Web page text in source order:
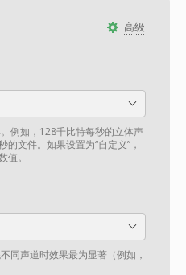
高级
例如，128千比特每秒的立体声
文件。如果设置为“自定义”，
。
同声道时效果最为显著（例如，